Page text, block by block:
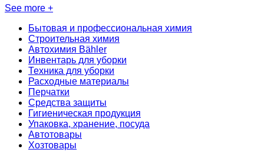
See more +
Бытовая и профессиональная химия
Строительная химия
Автохимия Bähler
Инвентарь для уборки
Техника для уборки
Расходные материалы
Перчатки
Средства защиты
Гигиеническая продукция
Упаковка, хранение, посуда
Автотовары
Хозтовары